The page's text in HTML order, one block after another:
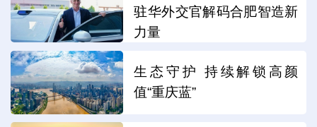
驻华外交官解码合肥智造新
力量
生态守护 持续解锁高颜
值“重庆蓝”